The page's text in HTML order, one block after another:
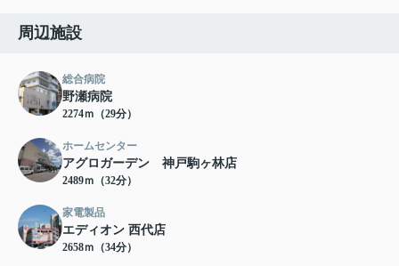
周辺施設
総合病院
野瀬病院
2274ｍ（29分）
ホームセンター
アグロガーデン 神戸駒ヶ林店
2489ｍ（32分）
家電製品
エディオン 西代店
2658ｍ（34分）